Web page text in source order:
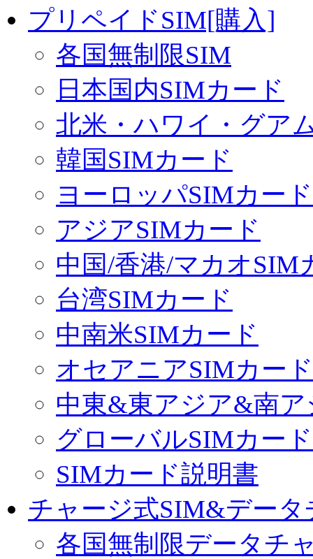
プリペイドSIM[購入]
各国無制限SIM
日本国内SIMカード
北米・ハワイ・グア
韓国SIMカード
ヨーロッパSIMカード
アジアSIMカード
中国/香港/マカオSIM
台湾SIMカード
中南米SIMカード
オセアニアSIMカード
中東&東アジア&南
グローバルSIMカード
SIMカード説明書
チャージ式SIM&デー
各国無制限データチ